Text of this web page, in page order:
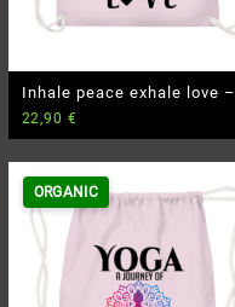
Inhale peace exhale love –
Premium Bio Turnbeutel
22,90 €
ORGANIC